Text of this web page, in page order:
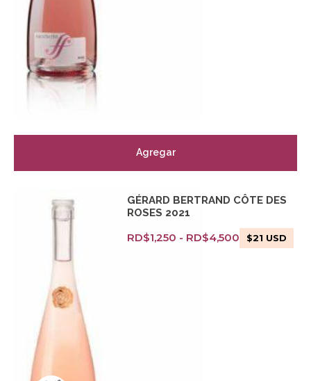
Agregar
GÉRARD BERTRAND CÔTE DES
ROSES 2021
RD$1,250 - RD$4,500 $21 USD